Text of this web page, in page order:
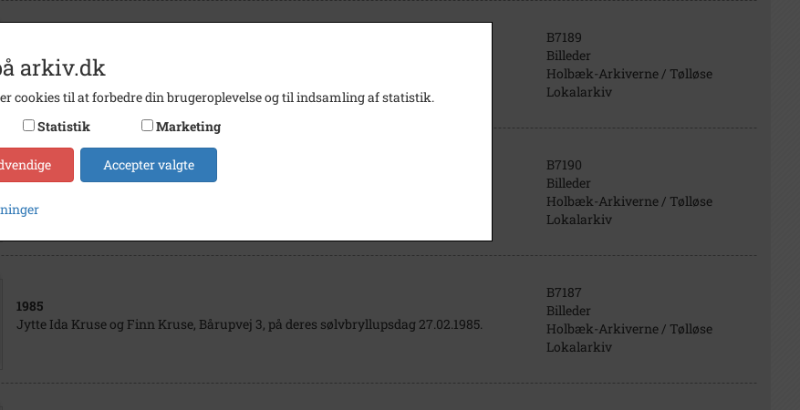
Bårupvej 3, Bårup. Sådan så ejendommen ud, da fam. Kruse købte den.
B7189
Billeder
Holbæk-Arkiverne / Tølløse
Lokalarkiv
1970- 1985
B7190
Billeder
Holbæk-Arkiverne / Tølløse
Lokalarkiv
1985
Jytte Ida Kruse og Finn Kruse, Bårupvej 3, på deres sølvbryllupsdag 27.02.1985.
B7187
Billeder
Holbæk-Arkiverne / Tølløse
Lokalarkiv
arkiv.dk
cookies til at forbedre din brugeroplevelse og til indsamling af statistik.
Statistik Marketing
Accepter valgte